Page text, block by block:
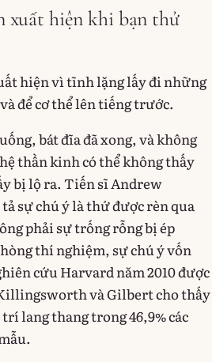
xuất hiện khi bạn thử
hiện vì tĩnh lặng lấy đi những
để cơ thể lên tiếng trước.
bát đĩa đã xong, và không
thần kinh có thể không thấy
bị lộ ra. Tiến sĩ Andrew
sự chú ý là thứ được rèn qua
phải sự trống rỗng bị ép
thí nghiệm, sự chú ý vốn
cứu Harvard năm 2010 được
và Gilbert cho thấy
lang thang trong 46,9% các